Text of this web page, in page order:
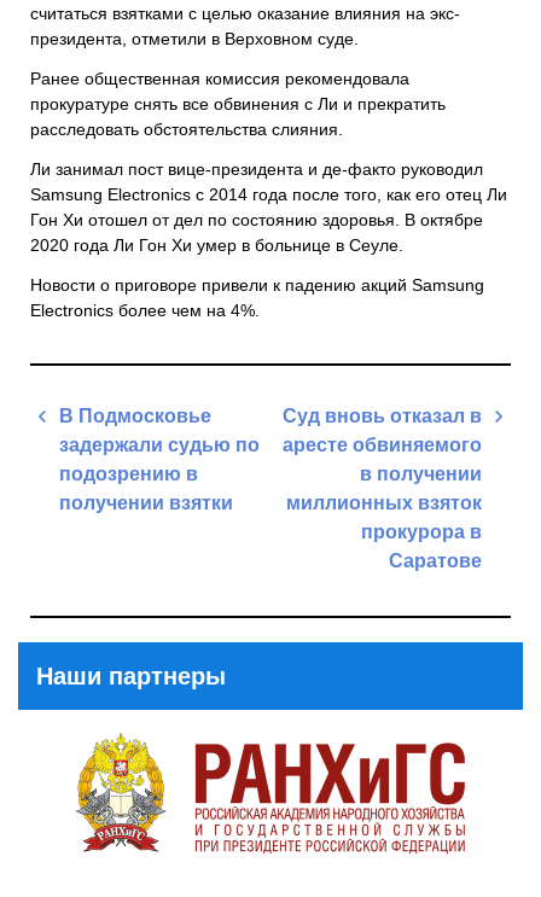
считаться взятками с целью оказание влияния на экс-
президента, отметили в Верховном суде.
Ранее общественная комиссия рекомендовала
прокуратуре снять все обвинения с Ли и прекратить
расследовать обстоятельства слияния.
Ли занимал пост вице-президента и де-факто руководил
Samsung Electronics с 2014 года после того, как его отец Ли
Гон Хи отошел от дел по состоянию здоровья. В октябре
2020 года Ли Гон Хи умер в больнице в Сеуле.
Новости о приговоре привели к падению акций Samsung
Electronics более чем на 4%.
Навигация
записям
В Подмосковье
задержали судью по
подозрению в
получении взятки
Суд вновь отказал в
аресте обвиняемого
в получении
миллионных взяток
прокурора в
Саратове
Наши партнеры